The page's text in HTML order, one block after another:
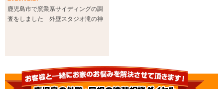
鹿児島市で窯業系サイディングの調
査をしました 外壁スタジオ滝の神